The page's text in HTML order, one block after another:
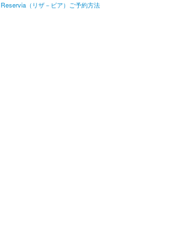
Reservia（リザ－ビア）ご予約方法